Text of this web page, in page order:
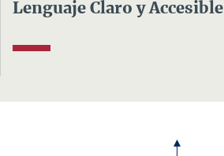
Lenguaje Claro y Accesible